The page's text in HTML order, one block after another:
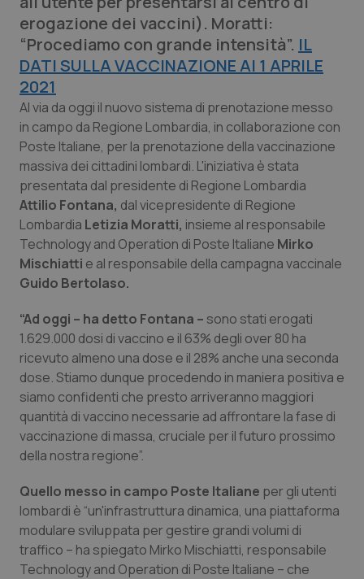
Calabria
Campania
Emilia-Romagna
Friuli Venezia Giulia
Lazio
Liguria
Lombardia
Marche
Molise
Piemonte
Provincia Autonoma di Bolzano
Puglia
Sardegna
Asma & BPCO
Car-T
Colesterolo & coronaropatie
Dermatite Atopica
Diabete & glucometri
Disturbi dell’umore
Dolore
Donna & Salute
Epatiti
HIV
Infezioni & Febbre
Malattie rare
Malattia di Crohn & Rettocolite Ulcerosa
erogazione dei vaccini). Moratti:
“Procediamo con grande intensità”. IL
DATI SULLA VACCINAZIONE Al 1 APRILE
2021
Al via da oggi il nuovo sistema di prenotazione messo
in campo da Regione Lombardia, in collaborazione con
Poste Italiane, per la prenotazione della vaccinazione
massiva dei cittadini lombardi. L'iniziativa è stata
presentata dal presidente di Regione Lombardia
Attilio Fontana, dal vicepresidente di Regione
Lombardia Letizia Moratti, insieme al responsabile
Technology and Operation di Poste Italiane Mirko
Mischiatti e al responsabile della campagna vaccinale
Guido Bertolaso.
“Ad oggi – ha detto Fontana – sono stati erogati
1.629.000 dosi di vaccino e il 63% degli over 80 ha
ricevuto almeno una dose e il 28% anche una seconda
dose. Stiamo dunque procedendo in maniera positiva e
siamo confidenti che presto arriveranno maggiori
quantità di vaccino necessarie ad affrontare la fase di
vaccinazione di massa, cruciale per il futuro prossimo
della nostra regione”.
Quello messo in campo Poste Italiane per gli utenti
lombardi è “un'infrastruttura dinamica, una piattaforma
modulare sviluppata per gestire grandi volumi di
traffico – ha spiegato Mirko Mischiatti, responsabile
Technology and Operation di Poste Italiane – che